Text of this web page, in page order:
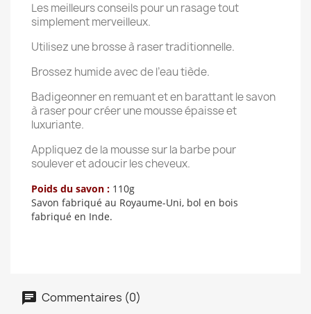
Les meilleurs conseils pour un rasage tout
simplement merveilleux.
Utilisez une brosse à raser traditionnelle.
Brossez humide avec de l’eau tiède.
Badigeonner en remuant et en barattant le savon
à raser pour créer une mousse épaisse et
luxuriante.
Appliquez de la mousse sur la barbe pour
soulever et adoucir les cheveux.
Poids du savon : 110g
Savon fabriqué au Royaume-Uni, bol en bois
fabriqué en Inde.
Commentaires (0)